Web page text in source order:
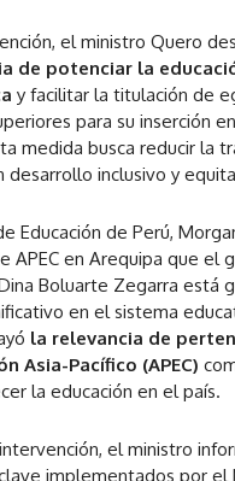
el ministro Quero
de potenciar la
y facilitar la titulación de
para su inserción
medida busca reducir la
desarrollo inclusivo y
Educación de Perú,
APEC en Arequipa que el
Boluarte Zegarra está
en el sistema
la relevancia de
Asia-Pacífico (APEC)
la educación en el país.
el ministro
implementados por el